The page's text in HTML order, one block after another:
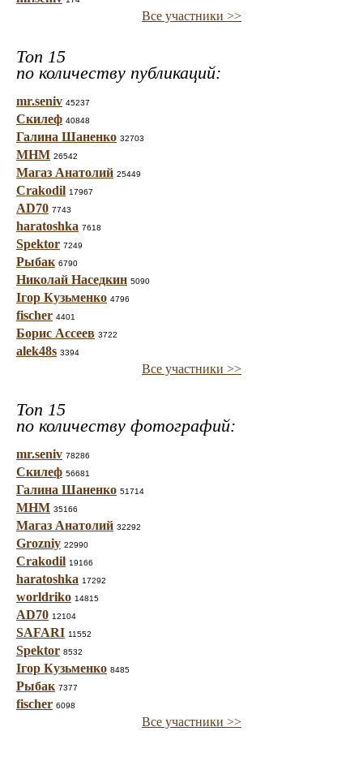
Все участники >>
Топ 15
по количеству публикаций:
mr.seniv 45237
Скилеф 40848
Галина Шаненко 32703
МНМ 26542
Магаз Анатолий 25449
Crakodil 17967
AD70 7743
haratoshka 7618
Spektor 7249
Рыбак 6790
Николай Наседкин 5090
Ігор Кузьменко 4796
fischer 4401
Борис Ассеев 3722
alek48s 3394
Все участники >>
Топ 15
по количеству фотографий:
mr.seniv 78286
Скилеф 56681
Галина Шаненко 51714
МНМ 35166
Магаз Анатолий 32292
Grozniy 22990
Crakodil 19166
haratoshka 17292
worldriko 14815
AD70 12104
SAFARI 11552
Spektor 8532
Ігор Кузьменко 8485
Рыбак 7377
fischer 6098
Все участники >>